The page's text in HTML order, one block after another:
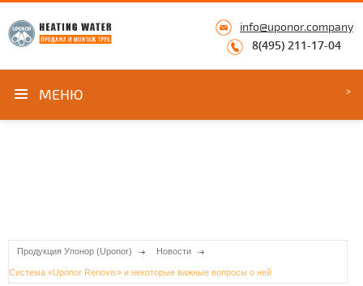
info@uponor.company
8(495) 211-17-04
МЕНЮ
Продукция Упонор (Uponor) Новости
Система «Uponor Renovis» и некоторые важные вопросы о ней